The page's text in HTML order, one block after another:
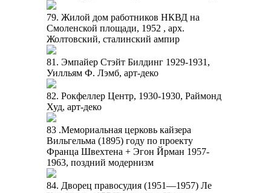
79. Жилой дом работников НКВД на
Смоленской площади, 1952 , арх.
Жолтовский, сталинский ампир
81. Эмпайер Стэйт Билдинг 1929-1931,
Уилльям Ф. Лэмб, арт-деко
82. Рокфеллер Центр, 1930-1930, Раймонд
Худ, арт-деко
83 .Мемориальная церковь кайзера
Вильгельма (1895) году по проекту
Франца Швехтена + Эгон Йрман 1957-
1963, поздний модернизм
84. Дворец правосудия (1951—1957) Ле